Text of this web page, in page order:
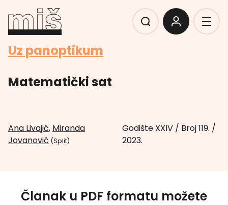
Uz panoptikum
Matematički sat
Ana Livajić, Miranda
Jovanović (Split)
Godište XXIV/ Broj 119. /
2023.
Članak u PDF formatu možete